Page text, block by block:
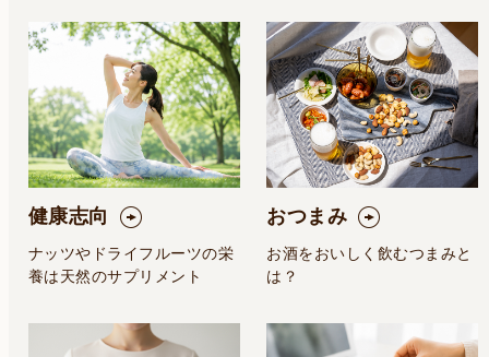
健康志向
ナッツやドライフルーツの栄
養は天然のサプリメント
おつまみ
お酒をおいしく飲むつまみと
は？